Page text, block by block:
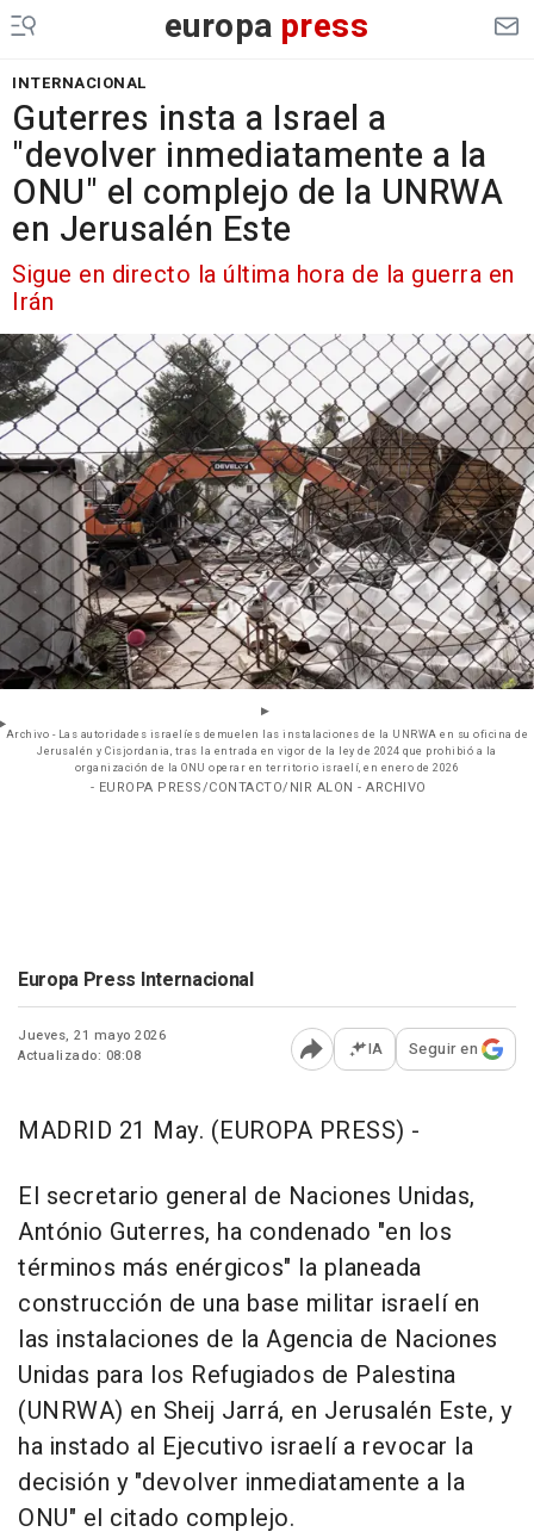
europa press
INTERNACIONAL
Guterres insta a Israel a
"devolver inmediatamente a la
ONU" el complejo de la UNRWA
en Jerusalén Este
Sigue en directo la última hora de la guerra en
Irán
Archivo - Las autoridades israelíes demuelen las instalaciones de la UNRWA en su oficina de
Jerusalén y Cisjordania, tras la entrada en vigor de la ley de 2024 que prohibió a la
organización de la ONU operar en territorio israelí, en enero de 2026
- EUROPA PRESS/CONTACTO/NIR ALON - ARCHIVO
Europa Press Internacional
Jueves, 21 mayo 2026
Actualizado: 08:08
Abrir opciones para
IA Seguir en
MADRID 21 May. (EUROPA PRESS) -
El secretario general de Naciones Unidas,
António Guterres, ha condenado "en los
términos más enérgicos" la planeada
construcción de una base militar israelí en
las instalaciones de la Agencia de Naciones
Unidas para los Refugiados de Palestina
(UNRWA) en Sheij Jarrá, en Jerusalén Este, y
ha instado al Ejecutivo israelí a revocar la
decisión y "devolver inmediatamente a la
ONU" el citado complejo.